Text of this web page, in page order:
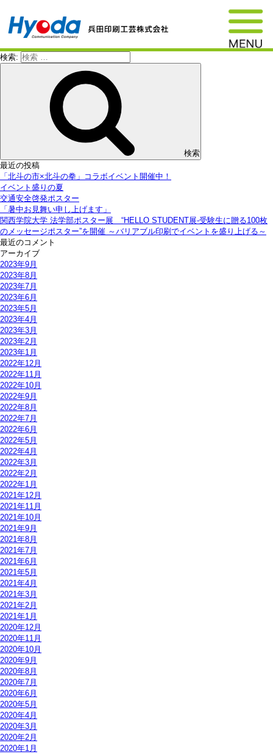
検索:
検索
最近の投稿
「北斗の市×北斗の拳」コラボイベント開催中！
イベント盛りの夏
交通安全啓発ポスター
「暑中お見舞い申し上げます」
関西学院大学 法学部ポスター展 “HELLO STUDENT展-受験生に贈る100枚
のメッセージポスター”を開催 ～バリアブル印刷でイベントを盛り上げる～
最近のコメント
アーカイブ
2023年9月
2023年8月
2023年7月
2023年6月
2023年5月
2023年4月
2023年3月
2023年2月
2023年1月
2022年12月
2022年11月
2022年10月
2022年9月
2022年8月
2022年7月
2022年6月
2022年5月
2022年4月
2022年3月
2022年2月
2022年1月
2021年12月
2021年11月
2021年10月
2021年9月
2021年8月
2021年7月
2021年6月
2021年5月
2021年4月
2021年3月
2021年2月
2021年1月
2020年12月
2020年11月
2020年10月
2020年9月
2020年8月
2020年7月
2020年6月
2020年5月
2020年4月
2020年3月
2020年2月
2020年1月